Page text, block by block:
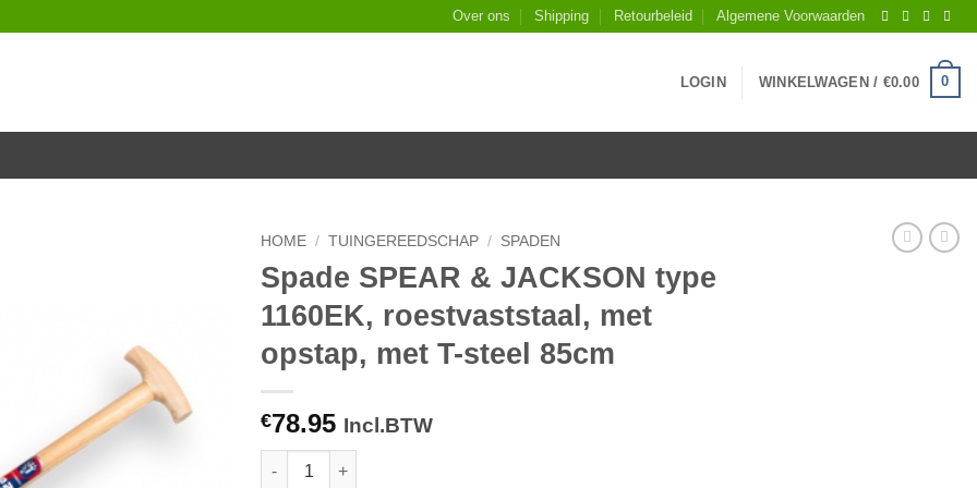
Over ons Shipping Retourbeleid Algemene Voorwaarden
LOGIN WINKELWAGEN / €0.00 0
HOME / TUINGEREEDSCHAP / SPADEN
Spade SPEAR & JACKSON type
1160EK, roestvaststaal, met
opstap, met T-steel 85cm
€78.95 Incl.BTW
Spade SPEAR & JACKSON type 1160EK, roestvaststaal, met opstap, met T-steel 85cm aantal